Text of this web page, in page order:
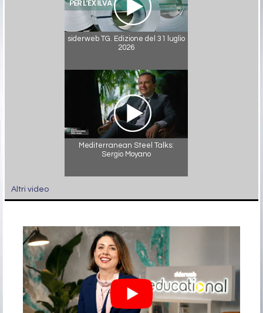
siderweb TG. Edizione del 31 luglio
2026
Mediterranean Steel Talks:
Sergio Moyano
Altri video